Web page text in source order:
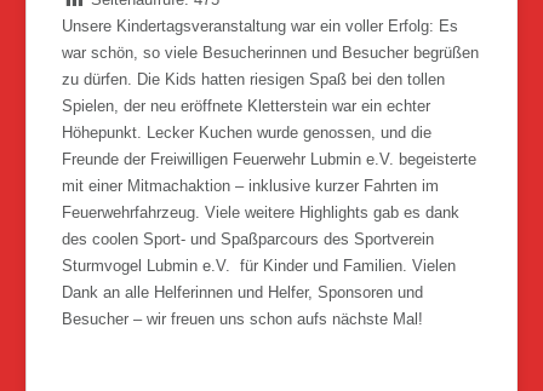
Unsere Kindertagsveranstaltung war ein voller Erfolg: Es
war schön, so viele Besucherinnen und Besucher begrüßen
zu dürfen. Die Kids hatten riesigen Spaß bei den tollen
Spielen, der neu eröffnete Kletterstein war ein echter
Höhepunkt. Lecker Kuchen wurde genossen, und die
Freunde der Freiwilligen Feuerwehr Lubmin e.V. begeisterte
mit einer Mitmachaktion – inklusive kurzer Fahrten im
Feuerwehrfahrzeug. Viele weitere Highlights gab es dank
des coolen Sport- und Spaßparcours des Sportverein
Sturmvogel Lubmin e.V. für Kinder und Familien. Vielen
Dank an alle Helferinnen und Helfer, Sponsoren und
Besucher – wir freuen uns schon aufs nächste Mal!